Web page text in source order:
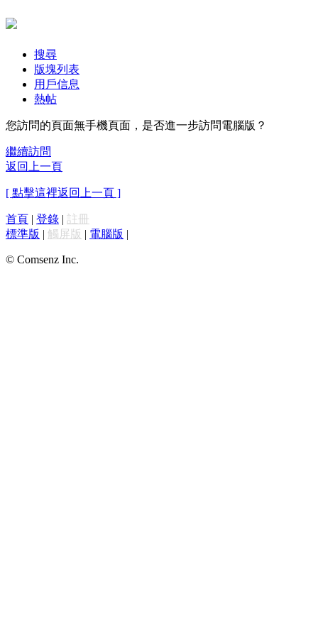
搜尋
版塊列表
用戶信息
熱帖
您訪問的頁面無手機頁面，是否進一步訪問電腦版？
繼續訪問
返回上一頁
[ 點擊這裡返回上一頁 ]
首頁 | 登錄 | 註冊
標準版 | 觸屏版 | 電腦版 |
© Comsenz Inc.